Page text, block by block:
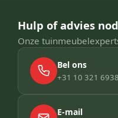
Hulp of advies
Onze
Bel ons
+31 10 321 6938
E-mail